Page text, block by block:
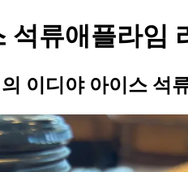
석류애플라임
이디야 아이스 석